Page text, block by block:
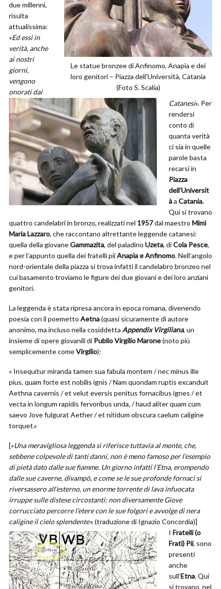
Le statue bronzee di Anfinomo, Anapìa e dei
loro genitori – Piazza dell’Università, Catania
(Foto S. Scalia)
due millenni,
risulta
attualissima:
«Ed essi in
verità, anche
ai nostri
giorni,
vengono
onorati dai
Catanesi». Per
rendersi
conto di
quanta verità
ci sia in quelle
parole basta
recarsi in
Piazza
dell’Universit
àa Catania.
Qui si trovano
quattro candelabri in bronzo, realizzati nel 1957dal maestro Mimì
Maria Lazzaro, che raccontano altrettante leggende catanesi:
quella della giovaneGammazita, del paladino Uzeta, diCola Pesce,
e per l’appunto quella dei fratelli piiAnapìa e Anfinomo. Nell’angolo
nord-orientale della piazza si trova infatti il candelabro bronzeo nel
cui basamento troviamo le figure dei due giovani e dei loro anziani
genitori.
La leggenda è stata ripresa ancora in epoca romana, divenendo
poesia con il poemetto Aetna(quasi sicuramente di autore
anonimo, ma incluso nella cosiddetta Appendix Virgiliana, un
insieme di opere giovanili di Publio Virgilio Marone(noto più
semplicemente comeVirgilio):
« Insequitur miranda tamen sua fabula montem / nec minus ille
pius, quam forte est nobilis ignis / Nam quondam ruptis excanduit
Aethna cavernis / et velut eversis penitus fornacibus ignes / et
vecta in longum rapidis fervoribus unda, / haud aliter quam cum
saevo Jove fulgurat Aether / et nitidum obscura caelum caligine
torquet.»
[«Una meravigliosa leggenda si riferisce tuttavia al monte, che,
sebbene colpevole di tanti danni, non è meno famoso per l’esempio
di pietà dato dalle sue fiamme. Un giorno infatti l’Etna, erompendo
dalle sue caverne, divampò, e come se le sue profonde fornaci si
riversassero all’esterno, un enorme torrente di lava infuocata
irruppe sulle distese circostanti; non diversamente Giove
corrucciato percorre l’etere con le sue folgori e avvolge di nera
caligine il cielo splendente».(traduzione di Ignazio Concordia)]
I Fratelli (o
Frati) Pii, sono
presenti
anche
sull’Etna. Qui
si trovano, nel